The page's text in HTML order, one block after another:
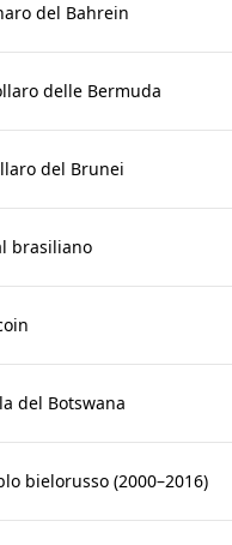
del Bahrein
delle Bermuda
del Brunei
brasiliano
del Botswana
bielorusso (2000–2016)